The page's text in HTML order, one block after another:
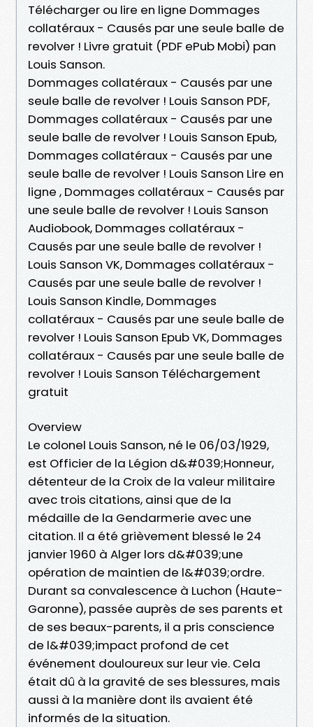
Télécharger ou lire en ligne Dommages
collatéraux - Causés par une seule balle de
revolver ! Livre gratuit (PDF ePub Mobi) pan
Louis Sanson.
Dommages collatéraux - Causés par une
seule balle de revolver ! Louis Sanson PDF,
Dommages collatéraux - Causés par une
seule balle de revolver ! Louis Sanson Epub,
Dommages collatéraux - Causés par une
seule balle de revolver ! Louis Sanson Lire en
ligne , Dommages collatéraux - Causés par
une seule balle de revolver ! Louis Sanson
Audiobook, Dommages collatéraux -
Causés par une seule balle de revolver !
Louis Sanson VK, Dommages collatéraux -
Causés par une seule balle de revolver !
Louis Sanson Kindle, Dommages
collatéraux - Causés par une seule balle de
revolver ! Louis Sanson Epub VK, Dommages
collatéraux - Causés par une seule balle de
revolver ! Louis Sanson Téléchargement
gratuit
Overview
Le colonel Louis Sanson, né le 06/03/1929,
est Officier de la Légion d&#039;Honneur,
détenteur de la Croix de la valeur militaire
avec trois citations, ainsi que de la
médaille de la Gendarmerie avec une
citation. Il a été grièvement blessé le 24
janvier 1960 à Alger lors d&#039;une
opération de maintien de l&#039;ordre.
Durant sa convalescence à Luchon (Haute-
Garonne), passée auprès de ses parents et
de ses beaux-parents, il a pris conscience
de l&#039;impact profond de cet
événement douloureux sur leur vie. Cela
était dû à la gravité de ses blessures, mais
aussi à la manière dont ils avaient été
informés de la situation.